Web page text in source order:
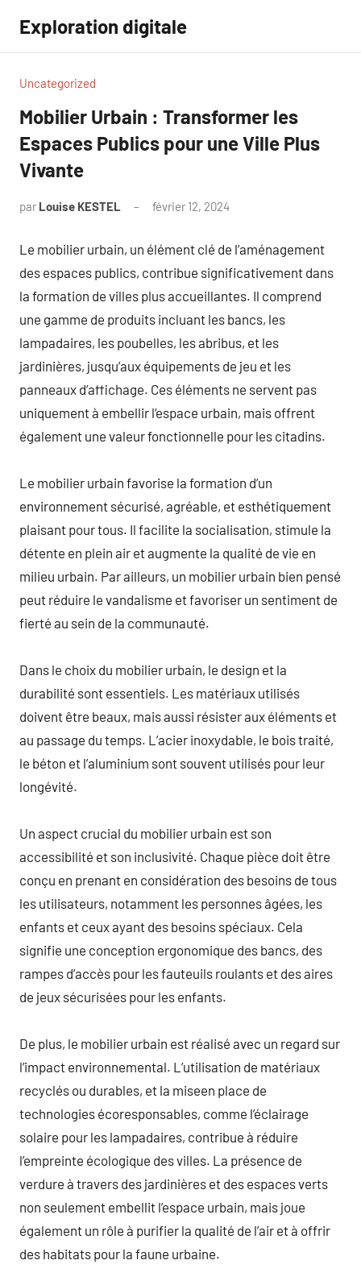
contenu
Exploration digitale
Uncategorized
Mobilier Urbain : Transformer les
Espaces Publics pour une Ville Plus
Vivante
par Louise KESTEL février 12, 2024
Le mobilier urbain, un élément clé de l’aménagement
des espaces publics, contribue significativement dans
la formation de villes plus accueillantes. Il comprend
une gamme de produits incluant les bancs, les
lampadaires, les poubelles, les abribus, et les
jardinières, jusqu’aux équipements de jeu et les
panneaux d’affichage. Ces éléments ne servent pas
uniquement à embellir l’espace urbain, mais offrent
également une valeur fonctionnelle pour les citadins.
Le mobilier urbain favorise la formation d’un
environnement sécurisé, agréable, et esthétiquement
plaisant pour tous. Il facilite la socialisation, stimule la
détente en plein air et augmente la qualité de vie en
milieu urbain. Par ailleurs, un mobilier urbain bien pensé
peut réduire le vandalisme et favoriser un sentiment de
fierté au sein de la communauté.
Dans le choix du mobilier urbain, le design et la
durabilité sont essentiels. Les matériaux utilisés
doivent être beaux, mais aussi résister aux éléments et
au passage du temps. L’acier inoxydable, le bois traité,
le béton et l’aluminium sont souvent utilisés pour leur
longévité.
Un aspect crucial du mobilier urbain est son
accessibilité et son inclusivité. Chaque pièce doit être
conçu en prenant en considération des besoins de tous
les utilisateurs, notamment les personnes âgées, les
enfants et ceux ayant des besoins spéciaux. Cela
signifie une conception ergonomique des bancs, des
rampes d’accès pour les fauteuils roulants et des aires
de jeux sécurisées pour les enfants.
De plus, le mobilier urbain est réalisé avec un regard sur
l’impact environnemental. L’utilisation de matériaux
recyclés ou durables, et la miseen place de
technologies écoresponsables, comme l’éclairage
solaire pour les lampadaires, contribue à réduire
l’empreinte écologique des villes. La présence de
verdure à travers des jardinières et des espaces verts
non seulement embellit l’espace urbain, mais joue
également un rôle à purifier la qualité de l’air et à offrir
des habitats pour la faune urbaine.